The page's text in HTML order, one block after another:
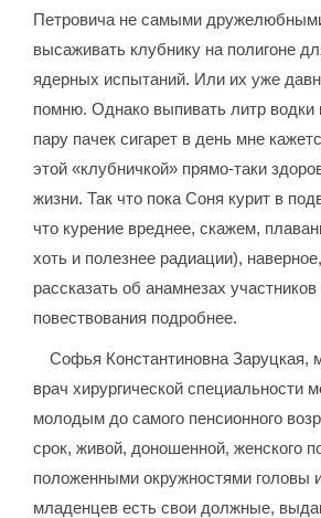
Петровича не самыми
высаживать клубнику на полигоне
ядерных испытаний. Или их уже
помню. Однако выпивать литр водки
пару пачек сигарет в день мне
этой «клубничкой» прямо-таки
жизни. Так что пока Соня курит в
что курение вреднее, скажем,
хоть и полезнее радиации),
рассказать об анамнезах
повествования подробнее.
Софья Константиновна Заруцкая,
врач хирургической специальности
молодым до самого пенсионного
срок, живой, доношенной, женского
положенными окружностями головы
младенцев есть свои должные,